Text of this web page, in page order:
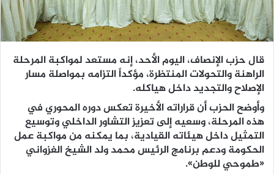
قال حزب الإنصاف، اليوم الأحد، إنه مستعد لمواكبة المرحلة
الراهنة والتحولات المنتظرة، مؤكداً التزامه بمواصلة مسار
الإصلاح والتجديد داخل هياكله.
وأوضح الحزب أن قراراته الأخيرة تعكس دوره المحوري في
هذه المرحلة، وسعيه إلى تعزيز التشاور الداخلي وتوسيع
التمثيل داخل هيئاته القيادية، بما يمكنه من مواكبة عمل
الحكومة ودعم برنامج الرئيس محمد ولد الشيخ الغزواني
«طموحي للوطن».